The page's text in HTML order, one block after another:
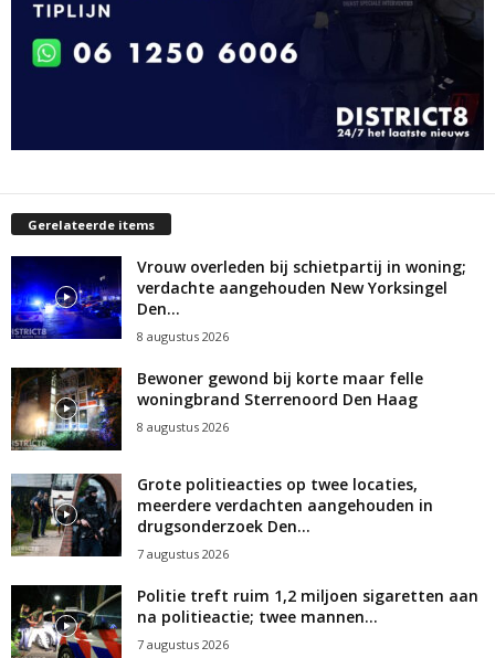
Gerelateerde items
Vrouw overleden bij schietpartij in woning;
verdachte aangehouden New Yorksingel
Den...
8 augustus 2026
Bewoner gewond bij korte maar felle
woningbrand Sterrenoord Den Haag
8 augustus 2026
Grote politieacties op twee locaties,
meerdere verdachten aangehouden in
drugsonderzoek Den...
7 augustus 2026
Politie treft ruim 1,2 miljoen sigaretten aan
na politieactie; twee mannen...
7 augustus 2026